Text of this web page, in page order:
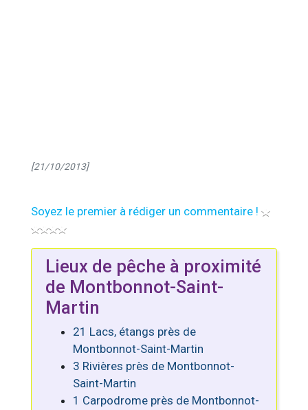
[21/10/2013]
Soyez le premier à rédiger un commentaire !
Lieux de pêche à proximité
de Montbonnot-Saint-
Martin
21 Lacs, étangs près de
Montbonnot-Saint-Martin
3 Rivières près de Montbonnot-
Saint-Martin
1 Carpodrome près de Montbonnot-